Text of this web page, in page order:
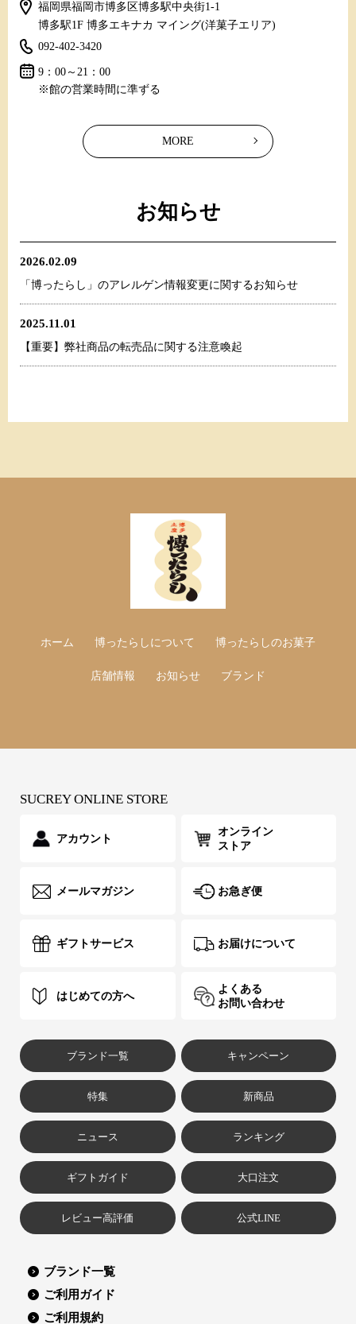
福岡県福岡市博多区博多駅中央街1-1
博多駅1F 博多エキナカ マイング(洋菓子エリア)
092-402-3420
9：00～21：00
※館の営業時間に準ずる
MORE
お知らせ
2026.02.09
「博ったらし」のアレルゲン情報変更に関するお知らせ
2025.11.01
【重要】弊社商品の転売品に関する注意喚起
ホーム 博ったらしについて 博ったらしのお菓子
店舗情報 お知らせ ブランド
SUCREY ONLINE STORE
アカウント
オンライン
ストア
メールマガジン お急ぎ便
ギフトサービス お届けについて
はじめての方へ
よくある
お問い合わせ
ブランド一覧 キャンペーン
特集 新商品
ニュース ランキング
ギフトガイド 大口注文
レビュー高評価 公式LINE
ブランド一覧
ご利用ガイド
ご利用規約